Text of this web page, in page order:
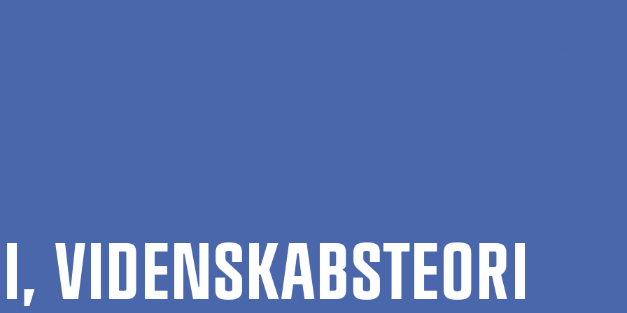
VI­DEN­SK­AB­STE­O­RI